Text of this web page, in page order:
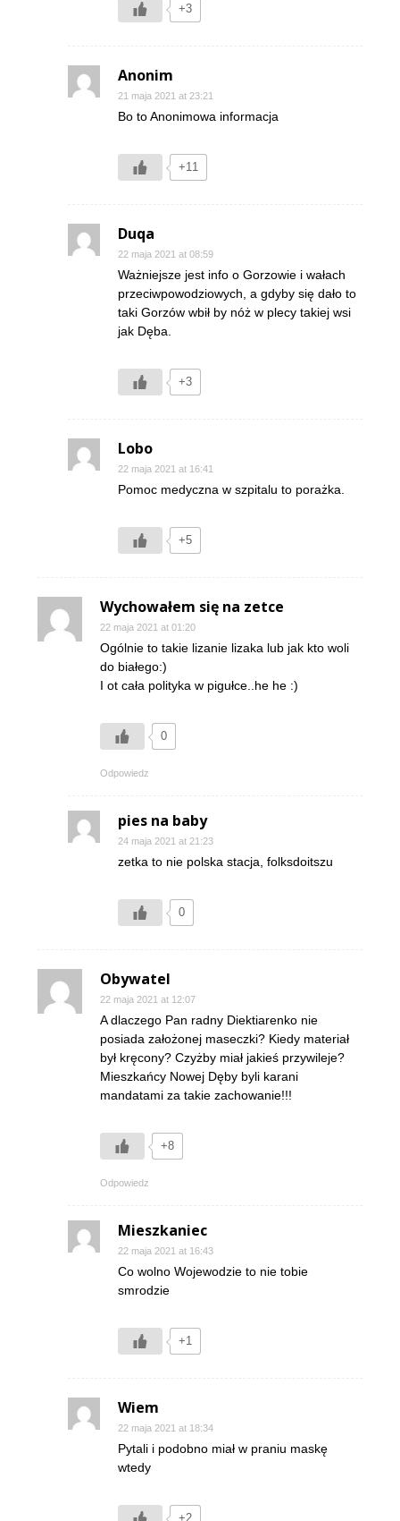
+3
Anonim
21 maja 2021 at 23:21
Bo to Anonimowa informacja
+11
Duqa
22 maja 2021 at 08:59
Ważniejsze jest info o Gorzowie i wałach
przeciwpowodziowych, a gdyby się dało to
taki Gorzów wbił by nóż w plecy takiej wsi
jak Dęba.
+3
Lobo
22 maja 2021 at 16:41
Pomoc medyczna w szpitalu to porażka.
+5
Wychowałem się na zetce
22 maja 2021 at 01:20
Ogólnie to takie lizanie lizaka lub jak kto woli
do białego:)
I ot cała polityka w pigułce..he he :)
0
Odpowiedz
pies na baby
24 maja 2021 at 21:23
zetka to nie polska stacja, folksdoitszu
0
Obywatel
22 maja 2021 at 12:07
A dlaczego Pan radny Diektiarenko nie
posiada założonej maseczki? Kiedy materiał
był kręcony? Czyżby miał jakieś przywileje?
Mieszkańcy Nowej Dęby byli karani
mandatami za takie zachowanie!!!
+8
Odpowiedz
Mieszkaniec
22 maja 2021 at 16:43
Co wolno Wojewodzie to nie tobie
smrodzie
+1
Wiem
22 maja 2021 at 18:34
Pytali i podobno miał w praniu maskę
wtedy
+2